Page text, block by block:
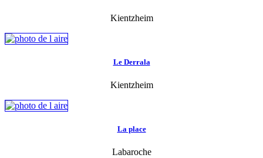
Kientzheim
Le Derrala
Kientzheim
La place
Labaroche